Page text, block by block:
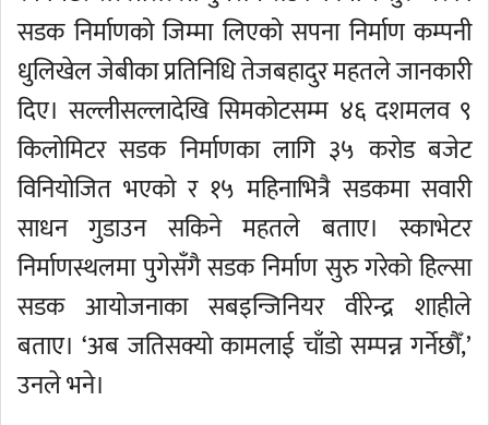
सडक निर्माणको जिम्मा लिएको सपना निर्माण कम्पनी
धुलिखेल जेबीका प्रतिनिधि तेजबहादुर महतले जानकारी
दिए। सल्लीसल्लादेखि सिमकोटसम्म ४६ दशमलव ९
किलोमिटर सडक निर्माणका लागि ३५ करोड बजेट
विनियोजित भएको र १५ महिनाभित्रै सडकमा सवारी
साधन गुडाउन सकिने महतले बताए। स्काभेटर
निर्माणस्थलमा पुगेसँगै सडक निर्माण सुरु गरेको हिल्सा
सडक आयोजनाका सबइन्जिनियर वीरेन्द्र शाहीले
बताए। ‘अब जतिसक्यो कामलाई चाँडो सम्पन्न गर्नेछौँ,’
उनले भने।